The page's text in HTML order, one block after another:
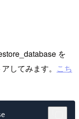
を
してみます。 こち